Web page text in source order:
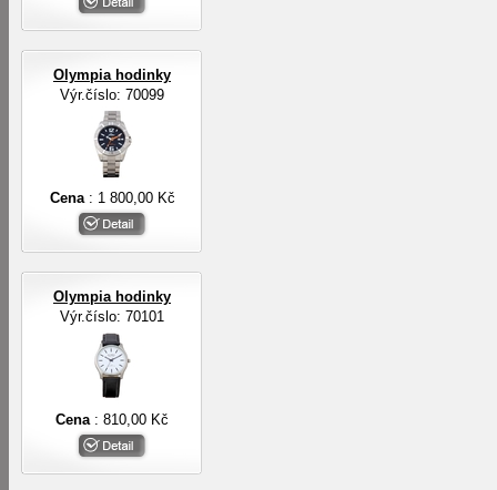
Olympia hodinky
Výr.číslo: 70099
Cena : 1 800,00 Kč
Olympia hodinky
Výr.číslo: 70101
Cena : 810,00 Kč